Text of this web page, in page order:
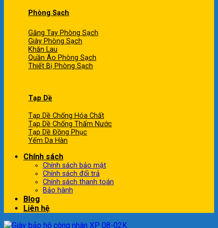
Phòng Sạch
Găng Tay Phòng Sạch
Giày Phòng Sạch
Khăn Lau
Quần Áo Phòng Sạch
Thiết Bị Phòng Sạch
Tạp Dề
Tạp Dề Chống Hóa Chất
Tạp Dề Chống Thấm Nước
Tạp Dề Đồng Phục
Yếm Da Hàn
Chính sách
Chính sách bảo mật
Chính sách đổi trả
Chính sách thanh toán
Bảo hành
Blog
Liên hệ